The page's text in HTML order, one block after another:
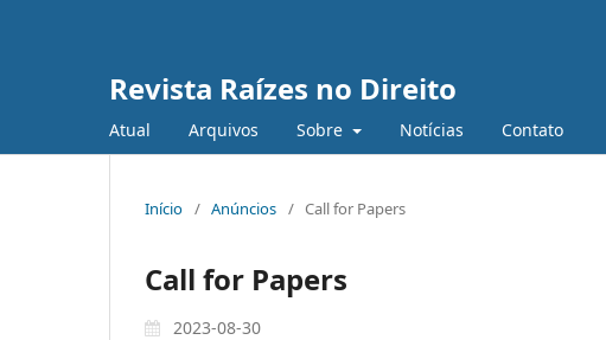
Revista Raízes no Direito
Atual Arquivos Sobre Notícias Contato
Início / Anúncios / Call for Papers
Call for Papers
2023-08-30